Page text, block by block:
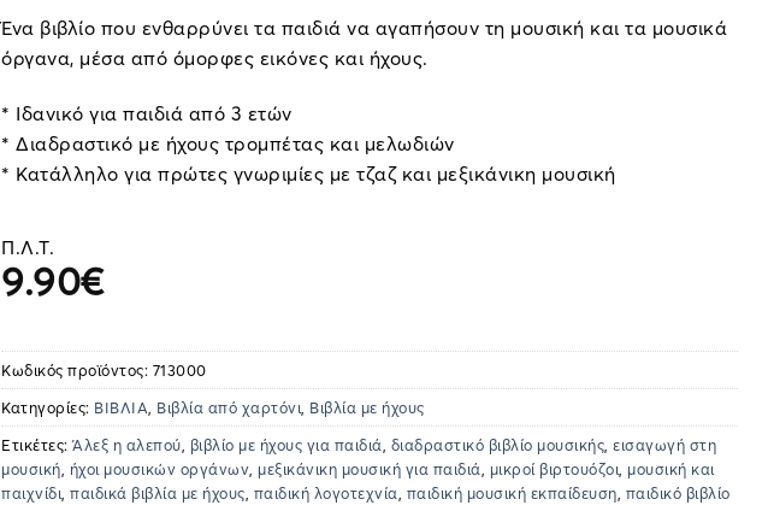
Ένα βιβλίο που ενθαρρύνει τα παιδιά να αγαπήσουν τη μουσική και τα μουσικά
όργανα, μέσα από όμορφες εικόνες και ήχους.
* Ιδανικό για παιδιά από 3 ετών
* Διαδραστικό με ήχους τρομπέτας και μελωδιών
* Κατάλληλο για πρώτες γνωριμίες με τζαζ και μεξικάνικη μουσική
Π.Λ.Τ.
9.90€
Κωδικός προϊόντος: 713000
Κατηγορίες: ΒΙΒΛΙΑ, Βιβλία από χαρτόνι, Βιβλία με ήχους
Ετικέτες:Άλεξ η αλεπού, βιβλίο με ήχους για παιδιά, διαδραστικό βιβλίο μουσικής, εισαγωγή στη
μουσική, ήχοι μουσικών οργάνων, μεξικάνικη μουσική για παιδιά, μικροί βιρτουόζοι, μουσική και
παιχνίδι, παιδικά βιβλία με ήχους, παιδική λογοτεχνία, παιδική μουσική εκπαίδευση, παιδικό βιβλίο